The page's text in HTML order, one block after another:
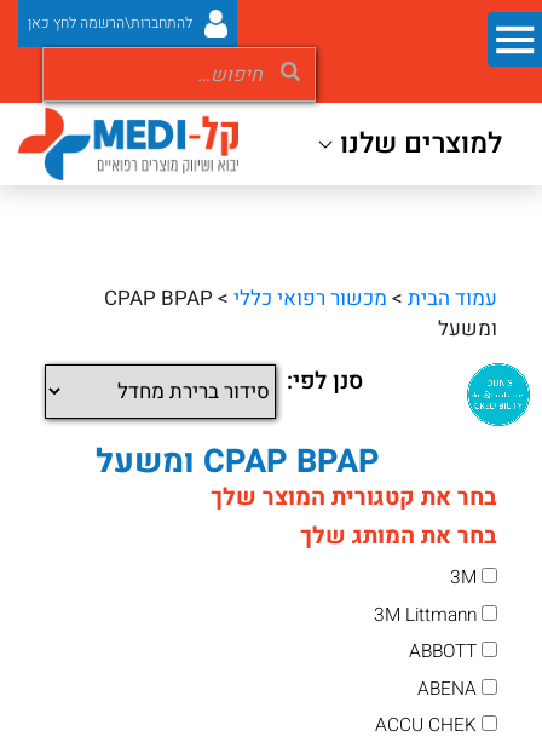
להתחברות\הרשמה לחץ כאן
למוצרים שלנו
עמוד הבית > מכשור רפואי כללי
> CPAP BPAP
ומשעל
סנן לפי:
CPAP BPAP ומשעל
בחר את קטגורית המוצר שלך
בחר את המותג שלך
3M
3M Littmann
ABBOTT
ABENA
ACCU CHEK